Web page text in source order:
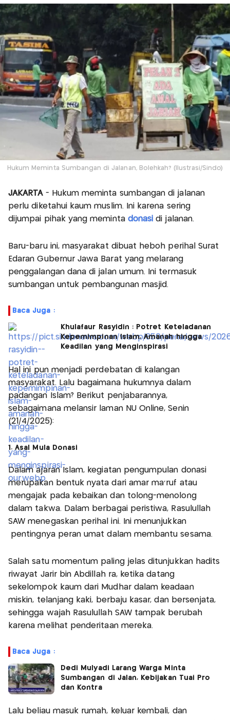
Hukum Meminta Sumbangan di Jalanan, Bolehkah? (Ilustrasi/Sindo)
JAKARTA- Hukum meminta sumbangan di jalanan
perlu diketahui kaum muslim. Ini karena sering
dijumpai pihak yang meminta donasidi jalanan.
Baru-baru ini, masyarakat dibuat heboh perihal Surat
Edaran Gubernur Jawa Barat yang melarang
penggalangan dana di jalan umum. Ini termasuk
sumbangan untuk pembangunan masjid.
Baca Juga :
Khulafaur Rasyidin : Potret Keteladanan
Kepemimpinan Islam, Amanah hingga
Keadilan yang Menginspirasi
Hal ini pun menjadi perdebatan di kalangan
masyarakat. Lalu bagaimana hukumnya dalam
padangan Islam? Berikut penjabarannya,
sebagaimana melansir laman NU Online, Senin
(21/4/2025):
1. Asal Mula Donasi
Dalam ajaran Islam, kegiatan pengumpulan donasi
merupakan bentuk nyata dari amar ma’ruf atau
mengajak pada kebaikan dan tolong-menolong
dalam takwa. Dalam berbagai peristiwa, Rasulullah
SAW menegaskan perihal ini. Ini menunjukkan
pentingnya peran umat dalam membantu sesama.
Salah satu momentum paling jelas ditunjukkan hadits
riwayat Jarir bin Abdillah ra, ketika datang
sekelompok kaum dari Mudhar dalam keadaan
miskin, telanjang kaki, berbaju kasar, dan bersenjata,
sehingga wajah Rasulullah SAW tampak berubah
karena melihat penderitaan mereka.
Baca Juga :
Dedi Mulyadi Larang Warga Minta
Sumbangan di Jalan, Kebijakan Tuai Pro
dan Kontra
Lalu beliau masuk rumah, keluar kembali, dan